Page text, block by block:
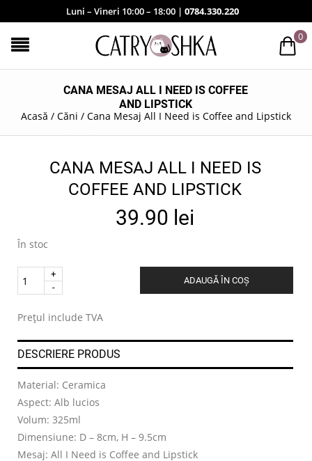
Luni – Vineri 10:00 – 18:00 | 0784.330.220
0
CANA MESAJ ALL I NEED IS COFFEE
AND LIPSTICK
Acasă / Căni / Cana Mesaj All I Need is Coffee and Lipstick
CANA MESAJ ALL I NEED IS
COFFEE AND LIPSTICK
39.90 lei
În stoc
Quantity
ADAUGĂ ÎN COȘ
Prețul include TVA
DESCRIERE PRODUS
Material: Ceramica
Aspect: Alb lucios
Volum: 325ml
Dimensiune: D – 8cm, H – 9.5cm
Mesaj: All I Need is Coffee and Lipstick